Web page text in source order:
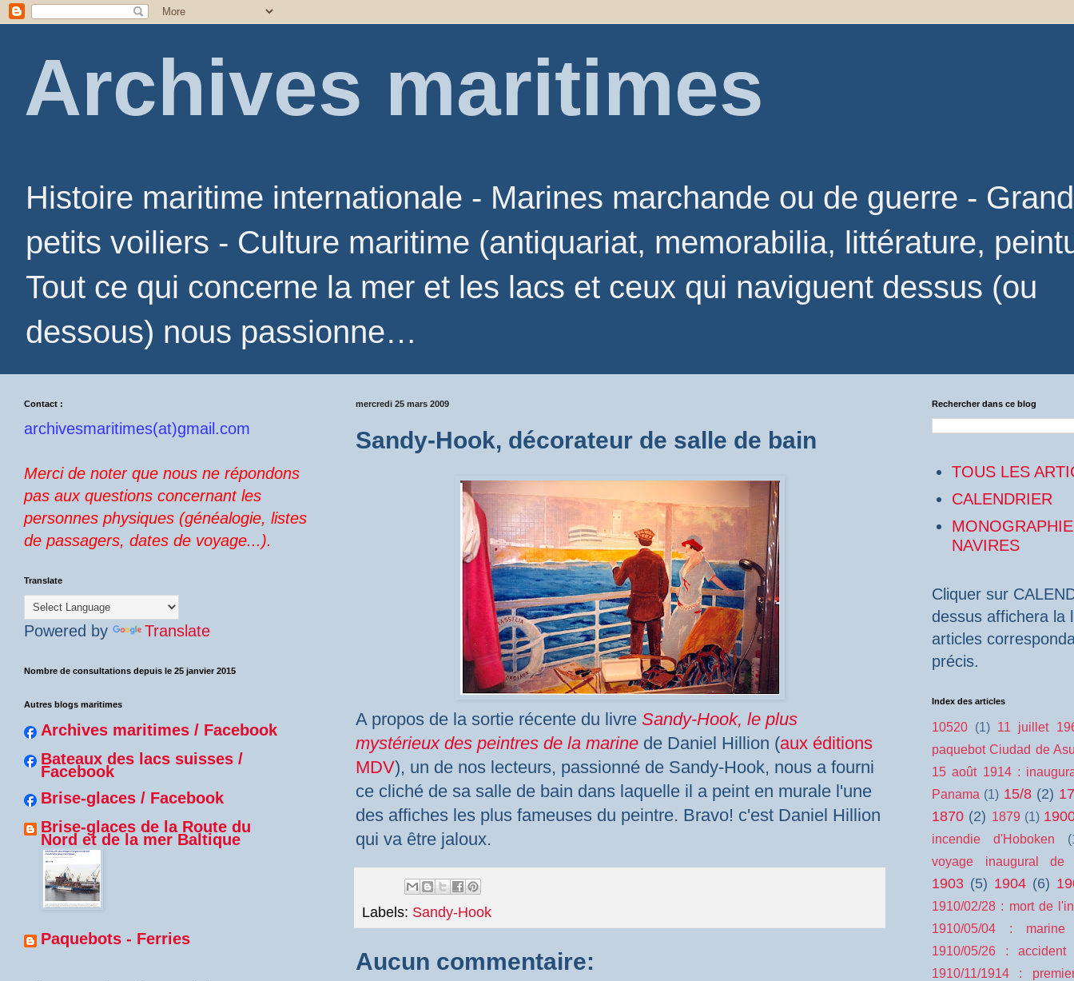
Archives maritimes
Histoire maritime internationale - Marines marchande ou de guerre -
petits voiliers - Culture maritime (antiquariat, memorabilia, littérature,
Tout ce qui concerne la mer et les lacs et ceux qui naviguent dessus (ou
dessous) nous passionne…
mercredi 25 mars 2009
Sandy-Hook, décorateur de salle de bain
A propos de la sortie récente du livre Sandy-Hook, le plus
mystérieux des peintres de la marine de Daniel Hillion (aux éditions
MDV), un de nos lecteurs, passionné de Sandy-Hook, nous a fourni
ce cliché de sa salle de bain dans laquelle il a peint en murale l'une
des affiches les plus fameuses du peintre. Bravo! c'est Daniel Hillion
qui va être jaloux.
Labels: Sandy-Hook
Aucun commentaire:
Contact :
archivesmaritimes(at)gmail.com
Merci de noter que nous ne répondons
pas aux questions concernant les
personnes physiques (généalogie, listes
de passagers, dates de voyage...).
Translate
Powered by Translate
Nombre de consultations depuis le 25 janvier 2015
Autres blogs maritimes
Archives maritimes / Facebook
Bateaux des lacs suisses /
Facebook
Brise-glaces / Facebook
Brise-glaces de la Route du
Nord et de la mer Baltique
Paquebots - Ferries
Rechercher dans ce blog
TOUS LES
CALENDRIER
NAVIRES
Cliquer sur
dessus affichera la
articles
précis.
Index des articles
10520 (1) 11 juillet
paquebot Ciudad de
15 août 1914 :
Panama (1) 15/8 (2)
1870 (2) 1879 (1)
incendie d'Hoboken
voyage inaugural de
1903 (5) 1904 (6)
1910/02/28 : mort de
1910/05/04 : marine
1910/05/26 :
1910/11/1914 :